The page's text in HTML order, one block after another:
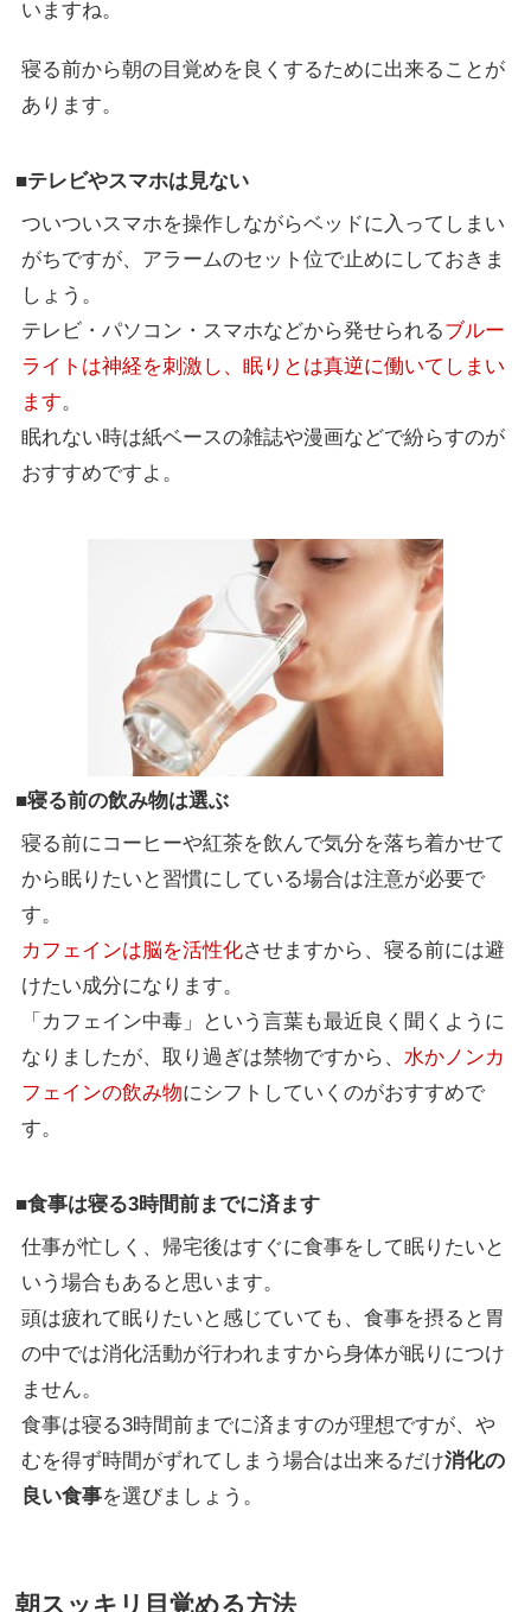
いますね。
寝る前から朝の目覚めを良くするために出来ることが
あります。
■テレビやスマホは見ない
ついついスマホを操作しながらベッドに入ってしまい
がちですが、アラームのセット位で止めにしておきま
しょう。
テレビ・パソコン・スマホなどから発せられるブルー
ライトは神経を刺激し、眠りとは真逆に働いてしまい
ます。
眠れない時は紙ベースの雑誌や漫画などで紛らすのが
おすすめですよ。
■寝る前の飲み物は選ぶ
寝る前にコーヒーや紅茶を飲んで気分を落ち着かせて
から眠りたいと習慣にしている場合は注意が必要で
す。
カフェインは脳を活性化させますから、寝る前には避
けたい成分になります。
「カフェイン中毒」という言葉も最近良く聞くように
なりましたが、取り過ぎは禁物ですから、 水かノンカ
フェインの飲み物にシフトしていくのがおすすめで
す。
■食事は寝る3時間前までに済ます
仕事が忙しく、帰宅後はすぐに食事をして眠りたいと
いう場合もあると思います。
頭は疲れて眠りたいと感じていても、食事を摂ると胃
の中では消化活動が行われますから身体が眠りにつけ
ません。
食事は寝る3時間前までに済ますのが理想ですが、や
むを得ず時間がずれてしまう場合は出来るだけ消化の
良い食事を選びましょう。
朝スッキリ目覚める方法